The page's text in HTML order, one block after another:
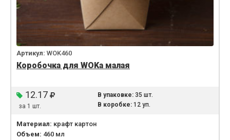
Артикул: WOK460
Коробочка для WOKа малая
12.17
за 1 шт.
В упаковке:35 шт.
В коробке:12 уп.
Материал: крафт картон
Объем: 460 мл